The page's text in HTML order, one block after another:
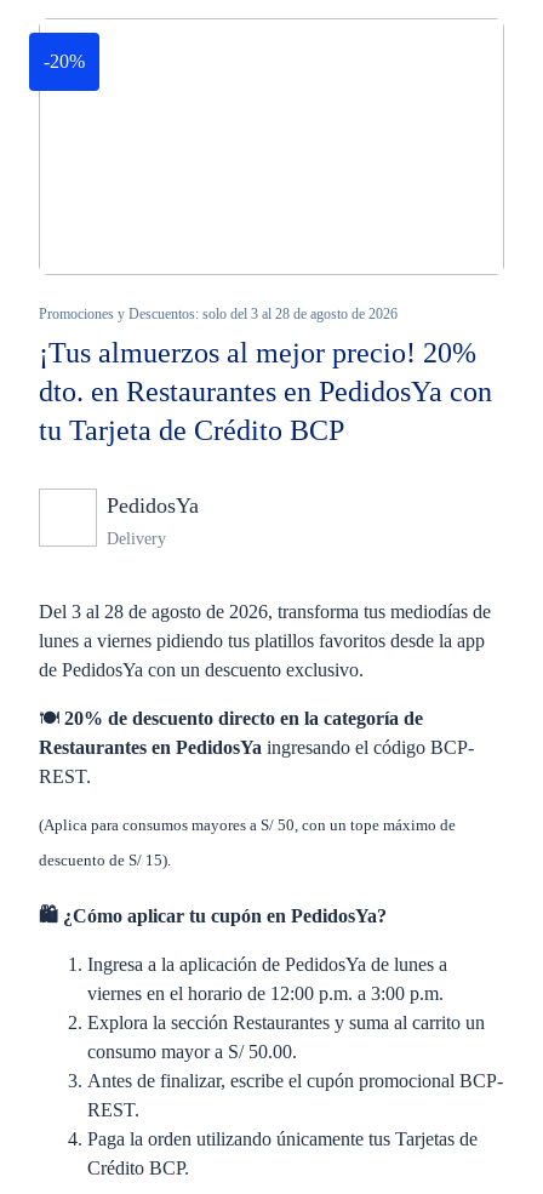
-20%
Promociones y Descuentos: solo del 3 al 28 de agosto de 2026
¡Tus almuerzos al mejor precio! 20%
dto. en Restaurantes en PedidosYa con
tu Tarjeta de Crédito BCP
PedidosYa
Delivery
Del 3 al 28 de agosto de 2026, transforma tus mediodías de
lunes a viernes pidiendo tus platillos favoritos desde la app
de PedidosYa con un descuento exclusivo.
🍽️ 20% de descuento directo en la categoría de
Restaurantes en PedidosYa ingresando el código BCP-
REST.
(Aplica para consumos mayores a S/ 50, con un tope máximo de
descuento de S/ 15).
🛍️ ¿Cómo aplicar tu cupón en PedidosYa?
Ingresa a la aplicación de PedidosYa de lunes a
viernes en el horario de 12:00 p.m. a 3:00 p.m.
Explora la sección Restaurantes y suma al carrito un
consumo mayor a S/ 50.00.
Antes de finalizar, escribe el cupón promocional BCP-
REST.
Paga la orden utilizando únicamente tus Tarjetas de
Crédito BCP.